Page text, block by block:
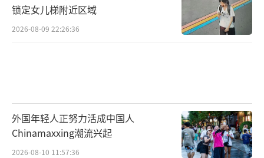
锁定女儿梯附近区域
2026-08-09 22:26:36
外国年轻人正努力活成中国人
Chinamaxxing潮流兴起
2026-08-10 11:57:36